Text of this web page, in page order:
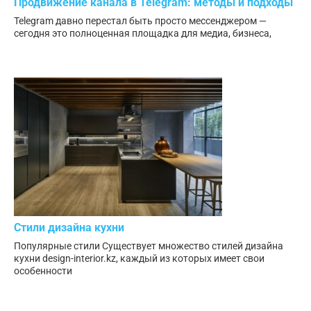
Telegram давно перестал быть просто мессенджером —
сегодня это полноценная площадка для медиа, бизнеса,
Стили дизайна кухни
Популярные стили Существует множество стилей дизайна
кухни design-interior.kz, каждый из которых имеет свои
особенности